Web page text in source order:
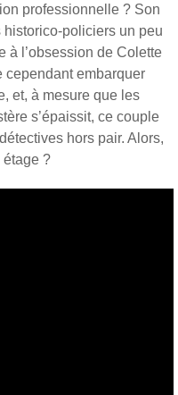
professionnelle ? Son
policiers un peu
à l’obsession de Colette
cependant embarquer
et, à mesure que les
s’épaissit, ce couple
hors pair. Alors,
étage ?